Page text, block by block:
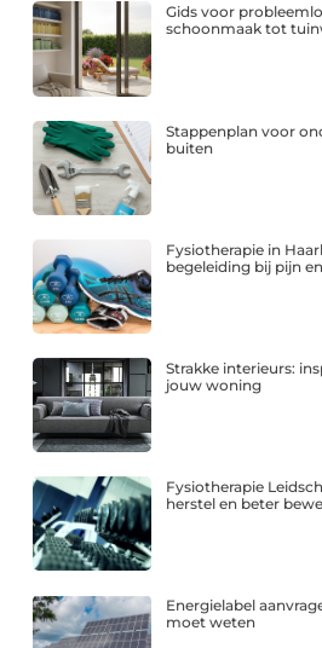
Gids voor
schoonmaak tot
Stappenplan voor
buiten
Fysiotherapie in
begeleiding bij pijn
Strakke interieurs:
jouw woning
Fysiotherapie
herstel en beter
Energielabel
moet weten